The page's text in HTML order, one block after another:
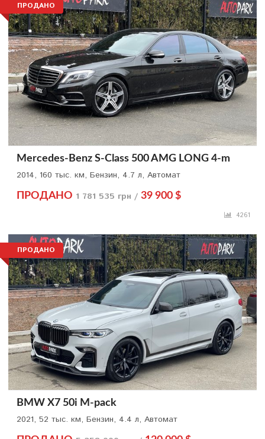
ПРОДАНО
Mercedes-Benz S-Class 500 AMG LONG 4-m
2014, 160 тыс. км, Бензин, 4.7 л, Автомат
ПРОДАНО 1 781 535 грн / 39 900 $
4261
ПРОДАНО
BMW X7 50i M-pack
2021, 52 тыс. км, Бензин, 4.4 л, Автомат